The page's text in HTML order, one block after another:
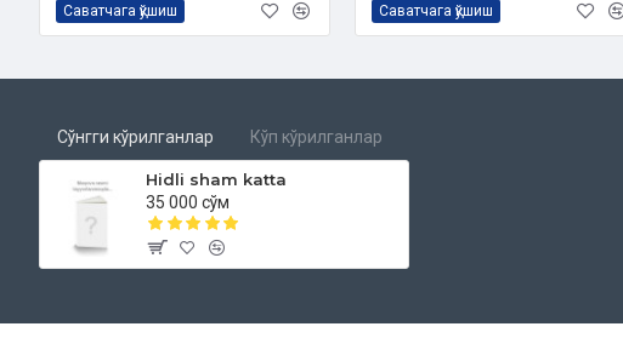
Саватчага қўшиш Саватчага қўшиш
Сўнгги кўрилганлар Кўп кўрилганлар
Hidli sham katta
35 000 сўм